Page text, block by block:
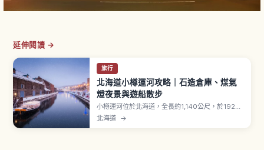
延伸閱讀 →
旅行
北海道小樽運河攻略｜石造倉庫、煤氣
燈夜景與遊船散步
小樽運河位於北海道，全長約1,140公尺，於1923
年（大正12年）完工，是將海岸外海區域填築形成
的水道。1986年採折衷方案保存，63盞煤氣燈在
北海道 →